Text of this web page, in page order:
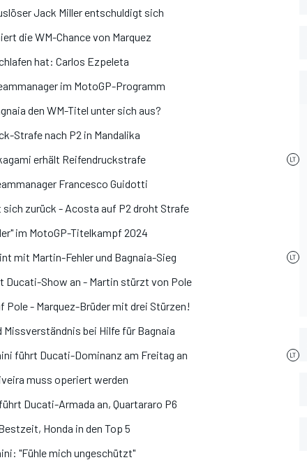
Jack Miller entschuldigt sich
die WM-Chance von Marquez
hat: Carlos Ezpeleta
im MotoGP-Programm
den WM-Titel unter sich aus?
Strafe nach P2 in Mandalika
erhält Reifendruckstrafe
Francesco Guidotti
zurück - Acosta auf P2 droht Strafe
im MotoGP-Titelkampf 2024
mit Martin-Fehler und Bagnaia-Sieg
Ducati-Show an - Martin stürzt von Pole
Pole - Marquez-Brüder mit drei Stürzen!
Missverständnis bei Hilfe für Bagnaia
führt Ducati-Dominanz am Freitag an
muss operiert werden
Ducati-Armada an, Quartararo P6
Honda in den Top 5
"Fühle mich ungeschützt"